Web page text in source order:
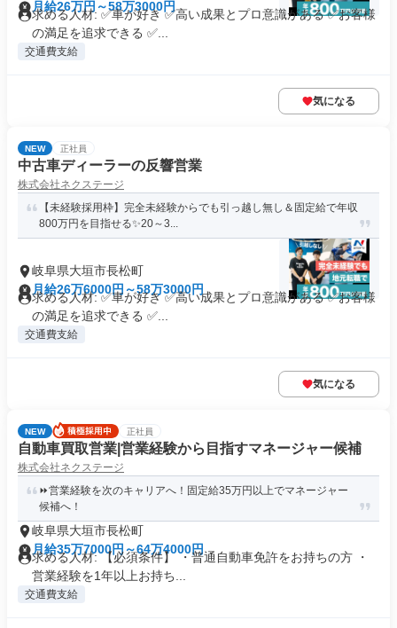
月給26万円～58万3000円
求める人材: ✅車が好き ✅高い成果とプロ意識がある ✅お客様
の満足を追求できる ✅...
交通費支給
気になる
NEW 正社員
中古車ディーラーの反響営業
株式会社ネクステージ
【未経験採用枠】完全未経験からでも引っ越し無し＆固定給で年収
800万円を目指せる✨20～3...
岐阜県大垣市長松町
月給26万6000円～58万3000円
求める人材: ✅車が好き ✅高い成果とプロ意識がある ✅お客様
の満足を追求できる ✅...
交通費支給
気になる
NEW 正社員
自動車買取営業|営業経験から目指すマネージャー候補
株式会社ネクステージ
⏩️営業経験を次のキャリアへ！固定給35万円以上でマネージャー
候補へ！
岐阜県大垣市長松町
月給35万7000円～64万4000円
求める人材: 【必須条件】 ・普通自動車免許をお持ちの方 ・
営業経験を1年以上お持ち...
交通費支給